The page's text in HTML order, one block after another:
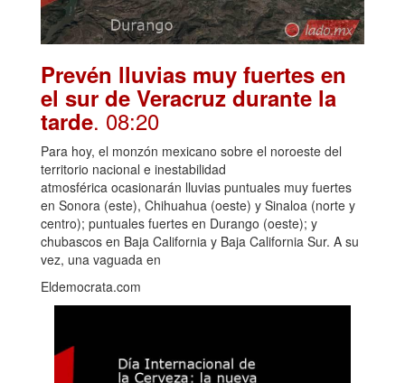
Prevén lluvias muy fuertes en
el sur de Veracruz durante la
tarde. 08:20
Para hoy, el monzón mexicano sobre el noroeste del
territorio nacional e inestabilidad
atmosférica ocasionarán lluvias puntuales muy fuertes
en Sonora (este), Chihuahua (oeste) y Sinaloa (norte y
centro); puntuales fuertes en Durango (oeste); y
chubascos en Baja California y Baja California Sur. A su
vez, una vaguada en
Eldemocrata.com